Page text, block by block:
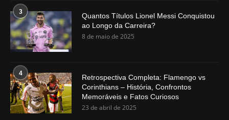
3
Quantos Títulos Lionel Messi Conquistou
ao Longo da Carreira?
8 de maio de 2025
4
Retrospectiva Completa: Flamengo vs
Corinthians – História, Confrontos
Memoráveis e Fatos Curiosos
23 de abril de 2025